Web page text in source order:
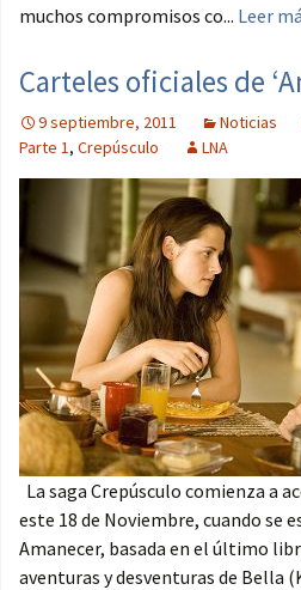
muchos compromisos co... Leer
Carteles oficiales de
9 septiembre, 2011 Noticias
Parte 1, Crepúsculo LNA
La saga Crepúsculo comienza a
este 18 de Noviembre, cuando se
Amanecer, basada en el último
aventuras y desventuras de Bella